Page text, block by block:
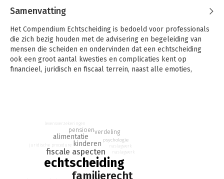
Samenvatting
Het Compendium Echtscheiding is bedoeld voor professionals
die zich bezig houden met de advisering en begeleiding van
mensen die scheiden en ondervinden dat een echtscheiding
ook een groot aantal kwesties en complicaties kent op
financieel, juridisch en fiscaal terrein, naast alle emoties,
een compendium samen te stellen, waarin alle aspecten van
echtscheiding bij elkaar terug te vinden zijn en dat zowel voor
opleidingsdoeleinden als voor de dagelijkse praktijk goed
hanteerbaar is.
Het Compendium Echtscheiding begint met een hoofdstuk over
echtscheiding
familierecht
fiscale aspecten
kinderen
alimentatie
pensioenverdeling
psychologie
naslagwerk
juridische procedure
naslagwerk
levensverzekeringen